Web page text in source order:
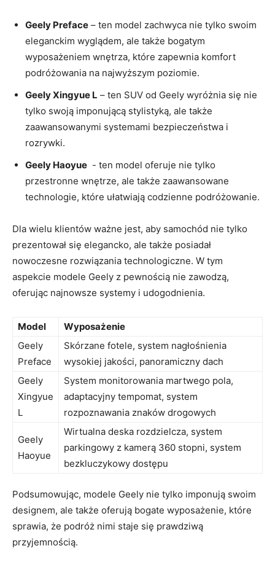
Geely Preface – ten model zachwyca nie tylko swoim
eleganckim wyglądem, ale także bogatym​
wyposażeniem wnętrza, ‍które zapewnia ‌komfort
podróżowania na najwyższym poziomie.
Geely⁢ Xingyue L – ten SUV od Geely wyróżnia się nie
⁤tylko swoją imponującą stylistyką, ale także
zaawansowanymi systemami ⁣bezpieczeństwa i
rozrywki.
Geely Haoyue ​ -​ ten model oferuje nie tylko
przestronne wnętrze, ale także zaawansowane
technologie, które ułatwiają ‌codzienne⁣ podróżowanie.
Dla⁣ wielu klientów ważne jest, aby samochód nie tylko
prezentował się elegancko, ale także posiadał
nowoczesne rozwiązania technologiczne. W tym
aspekcie modele Geely z pewnością nie zawodzą,
⁤oferując najnowsze systemy i udogodnienia.
Model
Wyposażenie
Geely
Preface
Skórzane fotele, system nagłośnienia
wysokiej jakości, panoramiczny dach
Geely
Xingyue
L
System monitorowania martwego ‌pola,
adaptacyjny tempomat, system
rozpoznawania znaków drogowych
Geely
Haoyue
Wirtualna deska‍ rozdzielcza, system
parkingowy z kamerą 360 stopni, system
bezkluczykowy dostępu
Podsumowując, modele Geely nie tylko ⁤imponują swoim
designem, ale także oferują bogate wyposażenie, które
sprawia,​ że podróż⁣ nimi staje się prawdziwą
przyjemnością.